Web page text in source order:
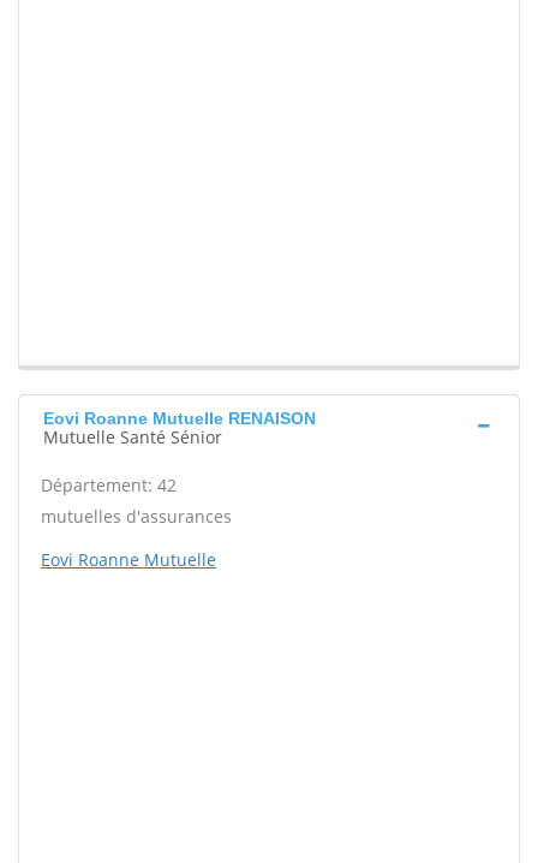
Eovi Roanne Mutuelle RENAISON
Mutuelle Santé Sénior
Département: 42
mutuelles d'assurances
Eovi Roanne Mutuelle